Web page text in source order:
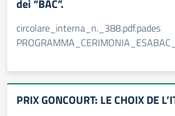
dei “BAC”.
circolare_interna_n._388.pdf.pades
PRIX GONCOURT: LE CHOIX DE